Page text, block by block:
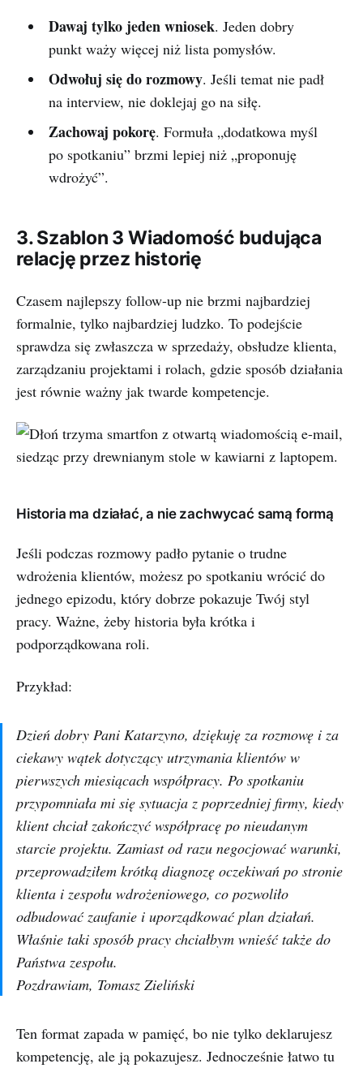
Dawaj tylko jeden wniosek. Jeden dobry
punkt waży więcej niż lista pomysłów.
Odwołuj się do rozmowy. Jeśli temat nie padł
na interview, nie doklejaj go na siłę.
Zachowaj pokorę. Formuła „dodatkowa myśl
po spotkaniu” brzmi lepiej niż „proponuję
wdrożyć”.
3. Szablon 3 Wiadomość budująca
relację przez historię
Czasem najlepszy follow-up nie brzmi najbardziej
formalnie, tylko najbardziej ludzko. To podejście
sprawdza się zwłaszcza w sprzedaży, obsłudze klienta,
zarządzaniu projektami i rolach, gdzie sposób działania
jest równie ważny jak twarde kompetencje.
Historia ma działać, a nie zachwycać samą formą
Jeśli podczas rozmowy padło pytanie o trudne
wdrożenia klientów, możesz po spotkaniu wrócić do
jednego epizodu, który dobrze pokazuje Twój styl
pracy. Ważne, żeby historia była krótka i
podporządkowana roli.
Przykład:
Dzień dobry Pani Katarzyno, dziękuję za rozmowę i za
ciekawy wątek dotyczący utrzymania klientów w
pierwszych miesiącach współpracy. Po spotkaniu
przypomniała mi się sytuacja z poprzedniej firmy, kiedy
klient chciał zakończyć współpracę po nieudanym
starcie projektu. Zamiast od razu negocjować warunki,
przeprowadziłem krótką diagnozę oczekiwań po stronie
klienta i zespołu wdrożeniowego, co pozwoliło
odbudować zaufanie i uporządkować plan działań.
Właśnie taki sposób pracy chciałbym wnieść także do
Państwa zespołu.
Pozdrawiam, Tomasz Zieliński
Ten format zapada w pamięć, bo nie tylko deklarujesz
kompetencję, ale ją pokazujesz. Jednocześnie łatwo tu